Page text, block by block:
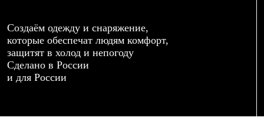
Среднее термобелье
Легкое термобелье
Лёгкая одежда
Футболки
Рубашки
Толстовки
Женская одежда
Создаём одежду и снаряжение,
которые обеспечат людям комфорт,
защитят в холод и непогоду
Сделано в России
и для России